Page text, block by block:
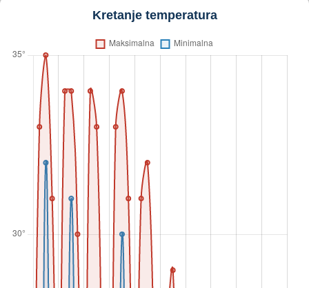
Kretanje temperatura